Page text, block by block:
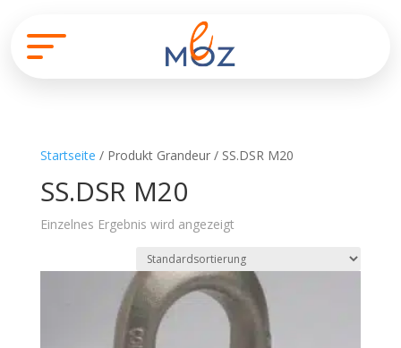
Startseite / Produkt Grandeur / SS.DSR M20
SS.DSR M20
Einzelnes Ergebnis wird angezeigt